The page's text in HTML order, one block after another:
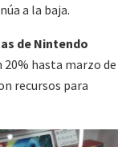
a la baja.
de Nintendo
20% hasta marzo de
recursos para